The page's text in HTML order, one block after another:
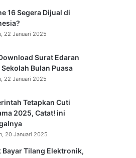
16 Segera Dijual di
22 Januari 2025
Surat Edaran
Bulan Puasa
22 Januari 2025
Tetapkan Cuti
2025, Catat! ini
20 Januari 2025
Bayar Tilang Elektronik,